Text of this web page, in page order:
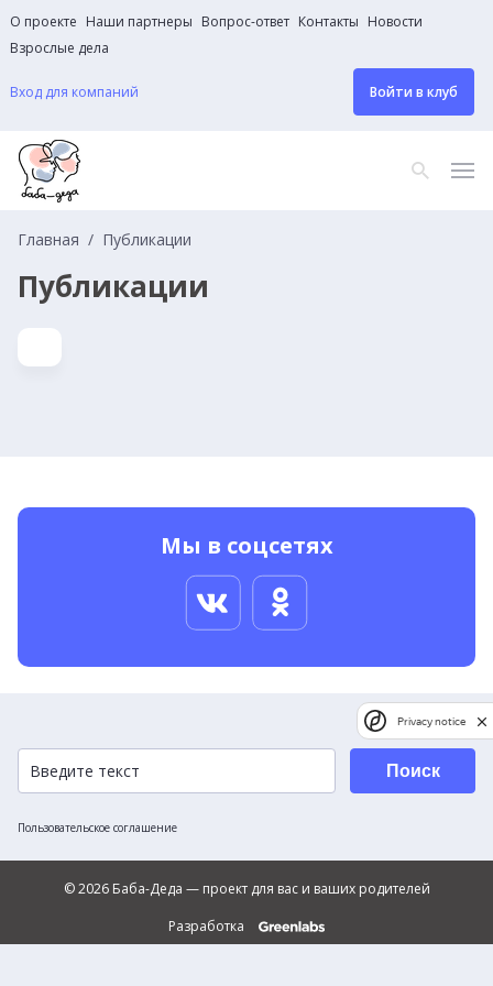
О проекте Наши партнеры Вопрос-ответ Контакты Новости
Взрослые дела
Вход для компаний Войти в клуб
Главная Публикации
Публикации
Мы в соцсетях
Пользовательское соглашение
Поиск
© 2026 Баба-Деда — проект для вас и ваших родителей
Разработка
Privacy notice